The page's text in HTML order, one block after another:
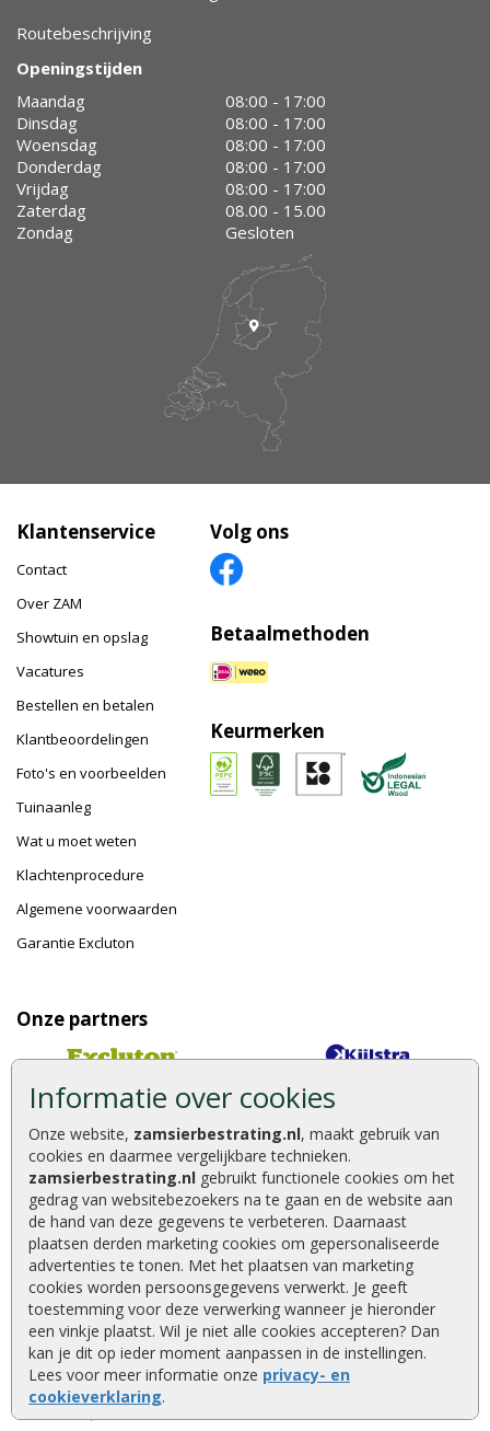
Informatie over cookies
Onze website, zamsierbestrating.nl, maakt gebruik van
cookies en daarmee vergelijkbare technieken.
zamsierbestrating.nl gebruikt functionele cookies om het
gedrag van websitebezoekers na te gaan en de website aan
de hand van deze gegevens te verbeteren. Daarnaast
plaatsen derden marketing cookies om gepersonaliseerde
advertenties te tonen. Met het plaatsen van marketing
cookies worden persoonsgegevens verwerkt. Je geeft
toestemming voor deze verwerking wanneer je hieronder
een vinkje plaatst. Wil je niet alle cookies accepteren? Dan
kan je dit op ieder moment aanpassen in de instellingen.
Lees voor meer informatie onze privacy- en
cookieverklaring.
Routebeschrijving
Openingstijden
Maandag
08:00 - 17:00
Dinsdag
08:00 - 17:00
Woensdag
08:00 - 17:00
Donderdag
08:00 - 17:00
Vrijdag
08:00 - 17:00
Zaterdag
08.00 - 15.00
Zondag
Gesloten
Klantenservice
Contact
Over ZAM
Showtuin en opslag
Vacatures
Bestellen en betalen
Klantbeoordelingen
Foto's en voorbeelden
Tuinaanleg
Wat u moet weten
Klachtenprocedure
Algemene voorwaarden
Garantie Excluton
Volg ons
Betaalmethoden
Keurmerken
Onze partners